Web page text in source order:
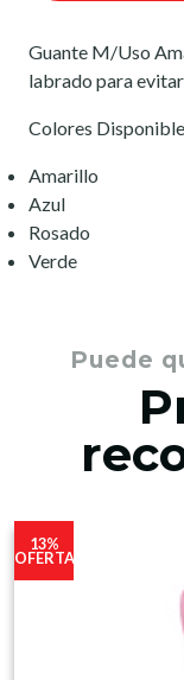
Guante M/Uso
labrado para
Colores
Amarillo
Azul
Rosado
Verde
Puede
13%
OFERTA